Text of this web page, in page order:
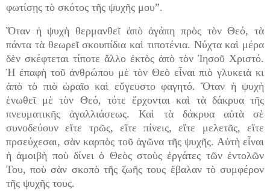
φωτίσῃς τὸ σκότος τῆς ψυχῆς μου”.
Ὅταν ἡ ψυχὴ θερμανθεῖ ἀπὸ ἀγάπη πρὸς τὸν Θεό, τὰ
πάντα τὰ θεωρεῖ σκουπίδια καὶ τιποτένια. Νύχτα καὶ μέρα
δὲν σκέφτεται τίποτε ἄλλο ἐκτὸς ἀπὸ τὸν Ἰησοῦ Χριστό.
Ἡ ἐπαφὴ τοῦ ἀνθρώπου μὲ τὸν Θεὸ εἶναι πιὸ γλυκειὰ κι
ἀπὸ τὸ πιὸ ὡραῖο καὶ εὔγευστο φαγητό. Ὅταν ἡ ψυχὴ
ἑνωθεῖ μὲ τὸν Θεό, τότε ἔρχονται καὶ τὰ δάκρυα τῆς
πνευματικῆς ἀγαλλιάσεως. Καὶ τὰ δάκρυα αὐτὰ σὲ
συνοδεύουν εἴτε τρῶς, εἴτε πίνεις, εἴτε μελετᾶς, εἴτε
πρσεύχεσαι, σὰν καρπὸς τοῦ ἀγῶνα τῆς ψυχῆς. Αὐτὴ εἶναι
ἡ ἀμοιβὴ ποὺ δίνει ὁ Θεὸς στοὺς ἐργάτες τῶν ἐντολῶν
Του, ποὺ σὰν σκοπὸ τῆς ζωῆς τους ἔβαλαν τὸ συμφέρον
τῆς ψυχῆς τους.